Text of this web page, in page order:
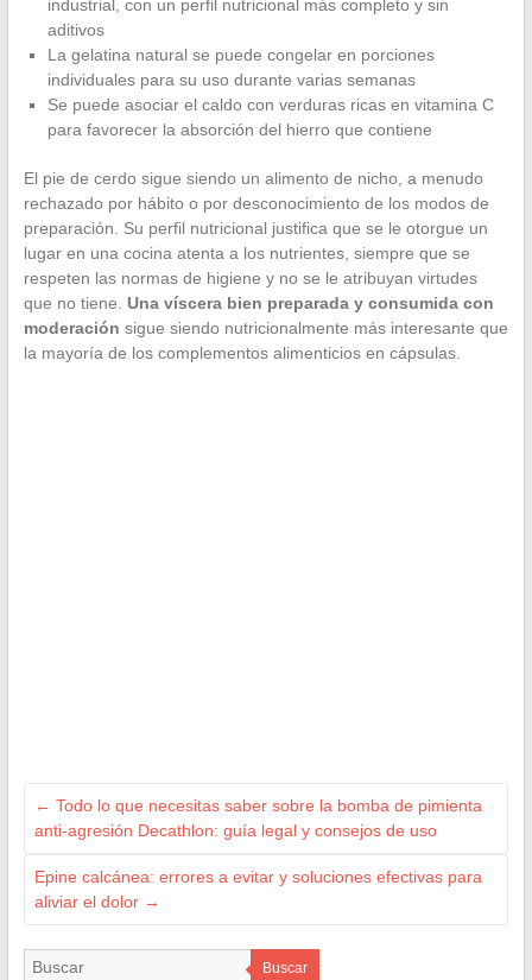
industrial, con un perfil nutricional más completo y sin
aditivos
La gelatina natural se puede congelar en porciones
individuales para su uso durante varias semanas
Se puede asociar el caldo con verduras ricas en vitamina C
para favorecer la absorción del hierro que contiene
El pie de cerdo sigue siendo un alimento de nicho, a menudo
rechazado por hábito o por desconocimiento de los modos de
preparación. Su perfil nutricional justifica que se le otorgue un
lugar en una cocina atenta a los nutrientes, siempre que se
respeten las normas de higiene y no se le atribuyan virtudes
que no tiene. Una víscera bien preparada y consumida con
moderación sigue siendo nutricionalmente más interesante que
la mayoría de los complementos alimenticios en cápsulas.
← Todo lo que necesitas saber sobre la bomba de pimienta
anti-agresión Decathlon: guía legal y consejos de uso
Epine calcánea: errores a evitar y soluciones efectivas para
aliviar el dolor →
Buscar